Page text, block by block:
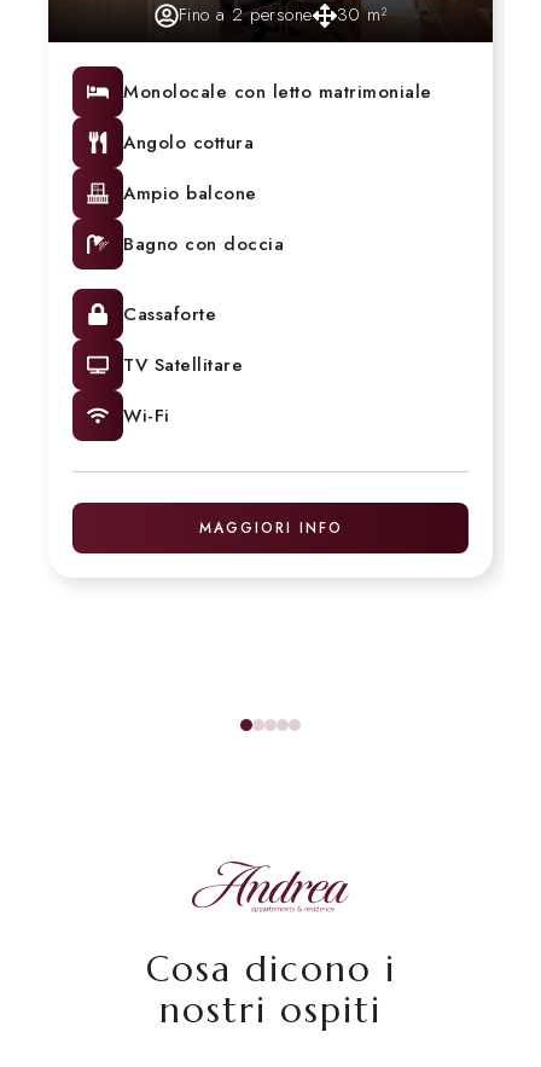
Fino a 2 persone 30 m²
Monolocale con letto matrimoniale
Angolo cottura
Ampio balcone
Bagno con doccia
Cassaforte
TV Satellitare
Wi-Fi
MAGGIORI INFO
Cosa dicono i
nostri ospiti